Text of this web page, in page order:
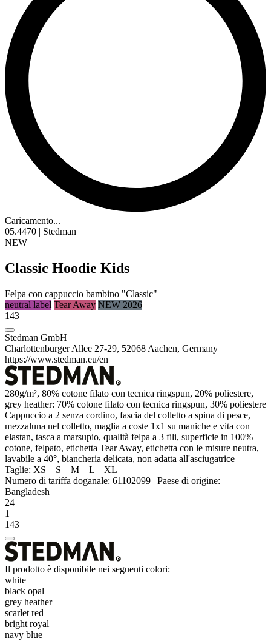
Caricamento...
05.4470 | Stedman
NEW
Classic Hoodie Kids
Felpa con cappuccio bambino "Classic"
neutral label Tear Away NEW 2026
143
Stedman GmbH
Charlottenburger Allee 27-29, 52068 Aachen, Germany
https://www.stedman.eu/en
280g/m², 80% cotone filato con tecnica ringspun, 20% poliestere,
grey heather: 70% cotone filato con tecnica ringspun, 30% poliestere
Cappuccio a 2 senza cordino, fascia del colletto a spina di pesce,
mezzaluna nel colletto, maglia a coste 1x1 su maniche e vita con
elastan, tasca a marsupio, qualità felpa a 3 fili, superficie in 100%
cotone, felpato, etichetta Tear Away, etichetta con le misure neutra,
lavabile a 40°, biancheria delicata, non adatta all'asciugatrice
Taglie: XS – S – M – L – XL
Numero di tariffa doganale: 61102099 | Paese di origine:
Bangladesh
24
1
143
Il prodotto è disponibile nei seguenti colori:
white
black opal
grey heather
scarlet red
bright royal
navy blue